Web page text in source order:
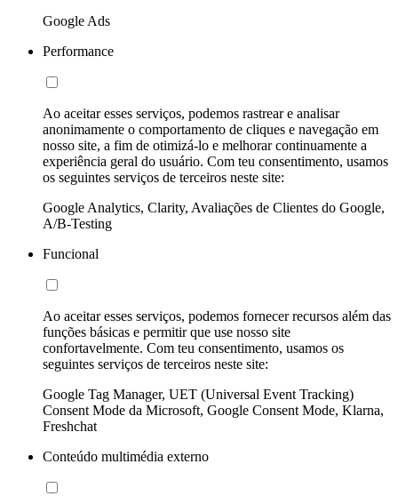
Google Ads
Performance
Ao aceitar esses serviços, podemos rastrear e analisar
anonimamente o comportamento de cliques e navegação em
nosso site, a fim de otimizá-lo e melhorar continuamente a
experiência geral do usuário. Com teu consentimento, usamos
os seguintes serviços de terceiros neste site:
Google Analytics, Clarity, Avaliações de Clientes do Google,
A/B-Testing
Funcional
Ao aceitar esses serviços, podemos fornecer recursos além das
funções básicas e permitir que use nosso site
confortavelmente. Com teu consentimento, usamos os
seguintes serviços de terceiros neste site:
Google Tag Manager, UET (Universal Event Tracking)
Consent Mode da Microsoft, Google Consent Mode, Klarna,
Freshchat
Conteúdo multimédia externo